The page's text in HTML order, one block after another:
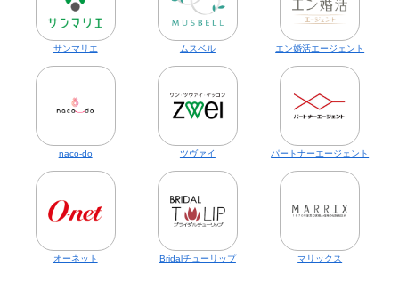
サンマリエ ムスベル エン婚活エージェント
naco-do ツヴァイ パートナーエージェント
オーネット Bridalチューリップ マリックス